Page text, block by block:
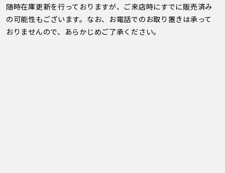
随時在庫更新を行っておりますが、ご来店時にすでに販売済み
の可能性もございます。なお、お電話でのお取り置きは承って
おりませんので、あらかじめご了承ください。